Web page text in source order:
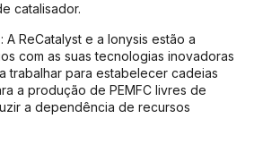
catalisador.
ReCatalyst e a Ionysis estão a
com as suas tecnologias inovadoras
trabalhar para estabelecer cadeias
a produção de PEMFC livres de
a dependência de recursos